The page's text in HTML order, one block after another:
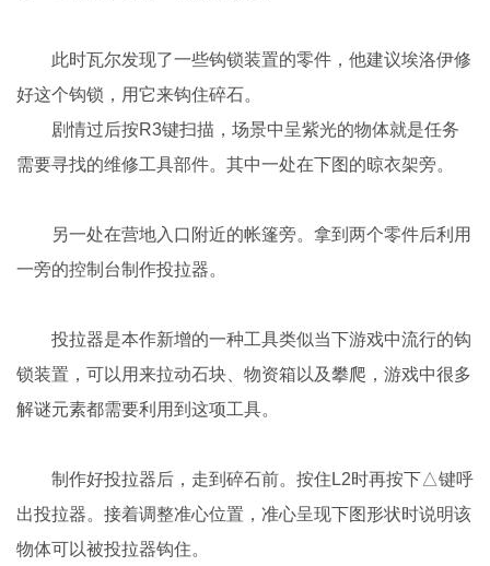
此时瓦尔发现了一些钩锁装置的零件，他建议埃洛伊修
好这个钩锁，用它来钩住碎石。
剧情过后按R3键扫描，场景中呈紫光的物体就是任务
需要寻找的维修工具部件。其中一处在下图的晾衣架旁。
另一处在营地入口附近的帐篷旁。拿到两个零件后利用
一旁的控制台制作投拉器。
投拉器是本作新增的一种工具类似当下游戏中流行的钩
锁装置，可以用来拉动石块、物资箱以及攀爬，游戏中很多
解谜元素都需要利用到这项工具。
制作好投拉器后，走到碎石前。按住L2时再按下△键呼
出投拉器。接着调整准心位置，准心呈现下图形状时说明该
物体可以被投拉器钩住。